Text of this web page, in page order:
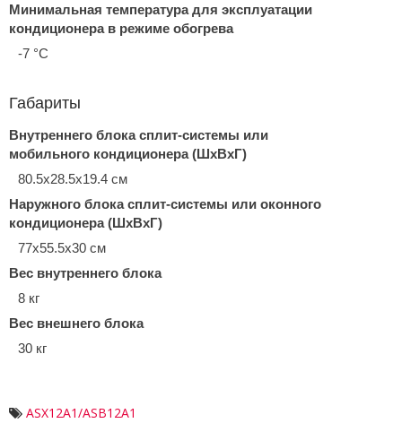
Минимальная температура для эксплуатации
кондиционера в режиме обогрева
-7 °С
Габариты
Внутреннего блока сплит-системы или
мобильного кондиционера (ШxВxГ)
80.5x28.5x19.4 см
Наружного блока сплит-системы или оконного
кондиционера (ШxВxГ)
77x55.5x30 см
Вес внутреннего блока
8 кг
Вес внешнего блока
30 кг
ASX12A1/ASB12A1